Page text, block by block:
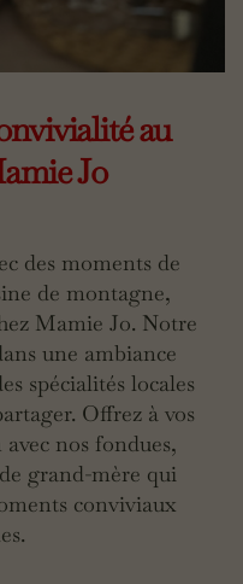
au
Jo
des moments de
de montagne,
Mamie Jo. Notre
une ambiance
spécialités locales
Offrez à vos
nos fondues,
grand-mère qui
conviviaux